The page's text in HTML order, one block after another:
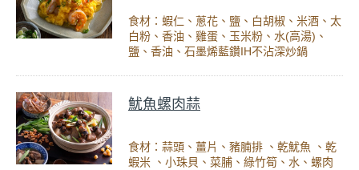
食材：蝦仁、蔥花、鹽、白胡椒、米酒、太
白粉、香油、雞蛋、玉米粉、水(高湯)、
鹽、香油、石墨烯藍鑽IH不沾深炒鍋
魷魚螺肉蒜
食材：蒜頭、薑片、豬腩排 、乾魷魚 、乾
蝦米 、小珠貝、菜脯、綠竹筍、水、螺肉